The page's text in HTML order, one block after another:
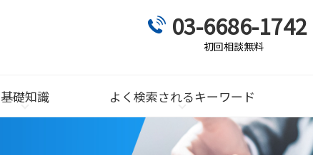
03-6686-1742
初回相談無料
基礎知識 よく検索されるキーワード